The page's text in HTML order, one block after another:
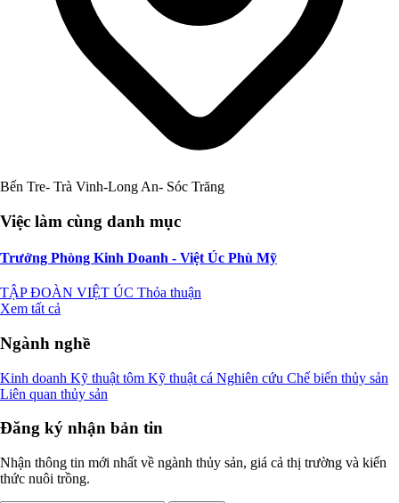
Bến Tre- Trà Vinh-Long An- Sóc Trăng
Việc làm cùng danh mục
Trưởng Phòng Kinh Doanh - Việt Úc Phù Mỹ
TẬP ĐOÀN VIỆT ÚC Thỏa thuận
Xem tất cả
Ngành nghề
Kinh doanh Kỹ thuật tôm Kỹ thuật cá Nghiên cứu Chế biến thủy sản
Liên quan thủy sản
Đăng ký nhận bản tin
Nhận thông tin mới nhất về ngành thủy sản, giá cả thị trường và kiến
thức nuôi trồng.